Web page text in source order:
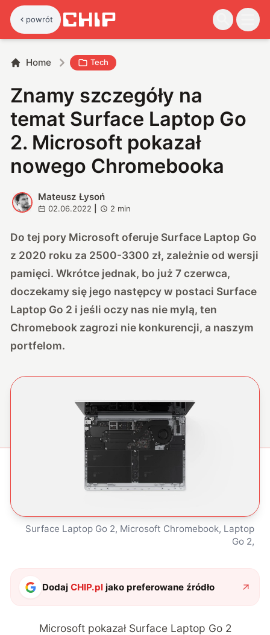
powrót
Home Tech
Znamy szczegóły na
temat Surface Laptop Go
2. Microsoft pokazał
nowego Chromebooka
M
Mateusz Łysoń
02.06.2022 2 min
Do tej pory Microsoft oferuje Surface Laptop Go
z 2020 roku za 2500-3300 zł, zależnie od wersji
pamięci. Wkrótce jednak, bo już 7 czerwca,
doczekamy się jego następcy w postaci Surface
Laptop Go 2 i jeśli oczy nas nie mylą, ten
Chromebook zagrozi nie konkurencji, a naszym
portfelom.
Surface Laptop Go 2, Microsoft Chromebook, Laptop
Go 2,
DodajCHIP.pl jako preferowane źródło
Microsoft pokazał Surface Laptop Go 2